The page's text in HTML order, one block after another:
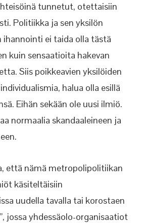
tunnetut, otettaisiin
Politiikka ja sen yksilön
ei taida olla tästä
kuin sensaatioita hakevan
Siis poikkeavien yksilöiden
halua olla esillä
Eihän sekään ole uusi ilmiö.
normaalia skandaaleineen ja
että nämä metropolipolitiikan
käsiteltäisiin
uudella tavalla tai korostaen
jossa yhdessäolo-organisaatiot